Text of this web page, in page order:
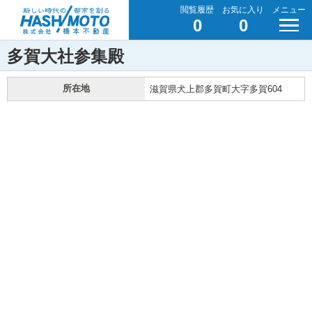
閲覧履歴
0
お気に入り
0
メニュー
多賀大社参集殿
所在地 滋賀県犬上郡多賀町大字多賀604